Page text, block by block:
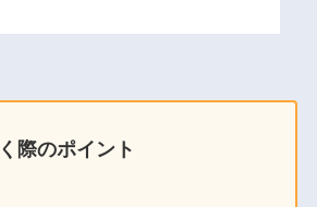
際のポイント